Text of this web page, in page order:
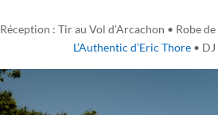
Réception : Tir au Vol d’Arcachon • Robe
L’Authentic d’Eric Thore• DJ